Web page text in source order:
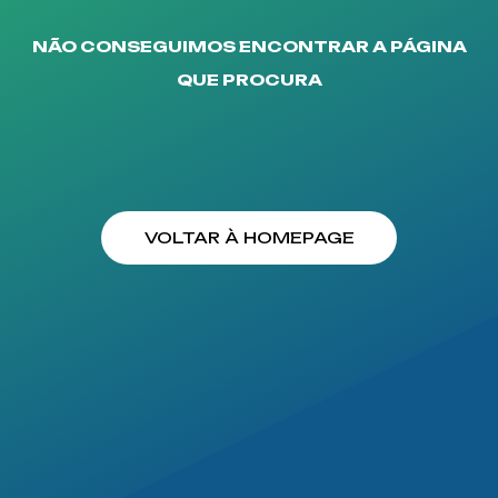
NÃO CONSEGUIMOS ENCONTRAR A PÁGINA
QUE PROCURA
VOLTAR À HOMEPAGE